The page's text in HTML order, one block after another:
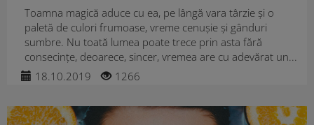
Toamna magică aduce cu ea, pe lângă vara târzie și o
paletă de culori frumoase, vreme cenușie și gânduri
sumbre. Nu toată lumea poate trece prin asta fără
consecințe, deoarece, sincer, vremea are cu adevărat un...
18.10.2019
1266